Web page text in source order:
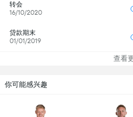
转会
16/10/2020
贷款期末
01/01/2019
查看
你可能感兴趣